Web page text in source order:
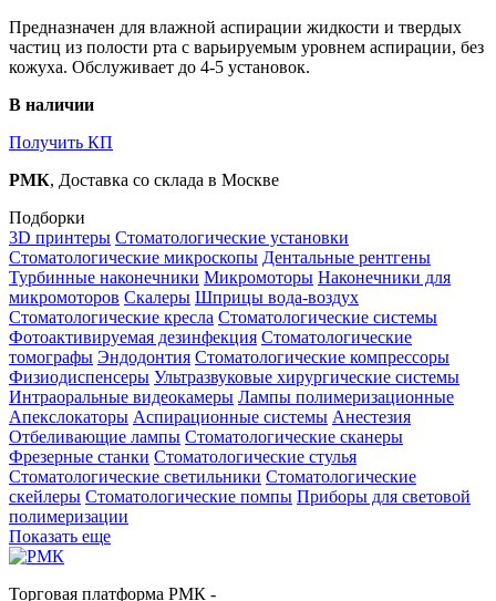
Предназначен для влажной аспирации жидкости и твердых
частиц из полости рта с варьируемым уровнем аспирации, без
кожуха. Обслуживает до 4-5 установок.
В наличии
Получить КП
РМК, Доставка со склада в Москве
Подборки
3D принтеры Стоматологические установки
Стоматологические микроскопы Дентальные рентгены
Турбинные наконечники Микромоторы Наконечники для
микромоторов Скалеры Шприцы вода-воздух
Стоматологические кресла Стоматологические системы
Фотоактивируемая дезинфекция Стоматологические
томографы Эндодонтия Стоматологические компрессоры
Физиодиспенсеры Ультразвуковые хирургические системы
Интраоральные видеокамеры Лампы полимеризационные
Апекслокаторы Аспирационные системы Анестезия
Отбеливающие лампы Стоматологические сканеры
Фрезерные станки Стоматологические стулья
Стоматологические светильники Стоматологические
скейлеры Стоматологические помпы Приборы для световой
полимеризации
Показать еще
Торговая платформа РМК -